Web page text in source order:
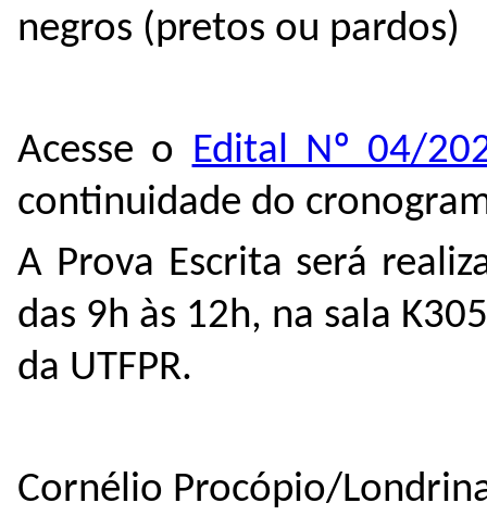
negros (pretos ou pardos)
Acesse o Edital Nº 04/
continuidade do
A Prova Escrita será
das 9h às 12h, na sala
da UTFPR.
Cornélio Procópio/